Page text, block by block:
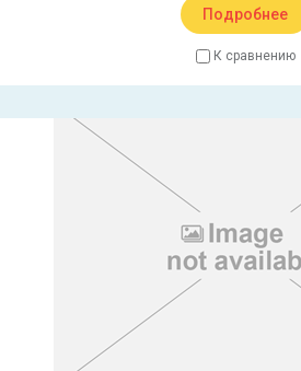
Подробнее
К сравнению